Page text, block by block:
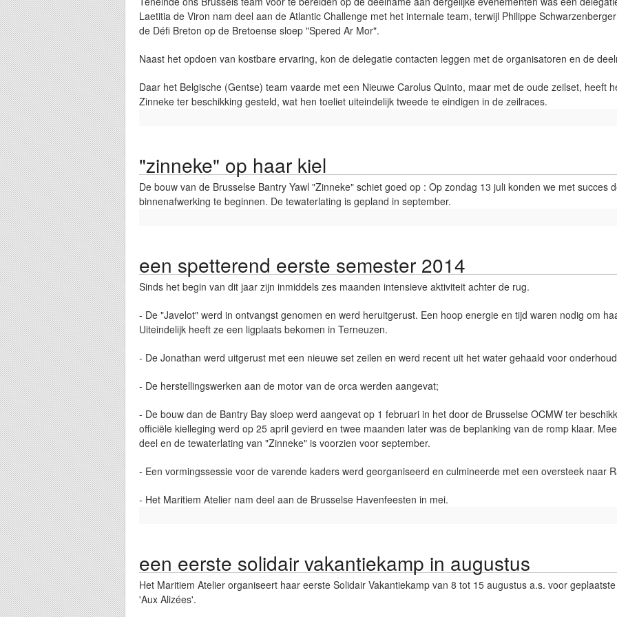
Laetitia de Viron nam deel aan de Atlantic Challenge met het internale team, terwijl Philippe
de Défi Breton op de Bretoense sloep "Spered Ar Mor".
Naast het opdoen van kostbare ervaring, kon de delegatie contacten leggen met de organisatoren en de
Daar het Belgische (Gentse) team vaarde met een Nieuwe Carolus Quinto, maar met de oude zeilset, heeft
Zinneke ter beschikking gesteld, wat hen toeliet uiteindelijk tweede te eindigen in de zeilraces.
"zinneke" op haar kiel
De bouw van de Brusselse Bantry Yawl "Zinneke" schiet goed op : Op zondag 13 juli konden we met succes
binnenafwerking te beginnen. De tewaterlating is gepland in september.
een spetterend eerste semester 2014
Sinds het begin van dit jaar zijn inmiddels zes maanden intensieve aktiviteit achter de rug.
- De "Javelot" werd in ontvangst genomen en werd heruitgerust. Een hoop energie en tijd waren nodig om
Uiteindelijk heeft ze een ligplaats bekomen in Terneuzen.
- De Jonathan werd uitgerust met een nieuwe set zeilen en werd recent uit het water gehaald voor
- De herstellingswerken aan de motor van de orca werden aangevat;
- De bouw dan de Bantry Bay sloep werd aangevat op 1 februari in het door de Brusselse OCMW ter
officiële kielleging werd op 25 april gevierd en twee maanden later was de beplanking van de romp klaar.
deel en de tewaterlating van "Zinneke" is voorzien voor september.
- Een vormingssessie voor de varende kaders werd georganiseerd en culmineerde met een oversteek naar
- Het Maritiem Atelier nam deel aan de Brusselse Havenfeesten in mei.
een eerste solidair vakantiekamp in augustus
Het Maritiem Atelier organiseert haar eerste Solidair Vakantiekamp van 8 tot 15 augustus a.s. voor
'Aux Alizées'.